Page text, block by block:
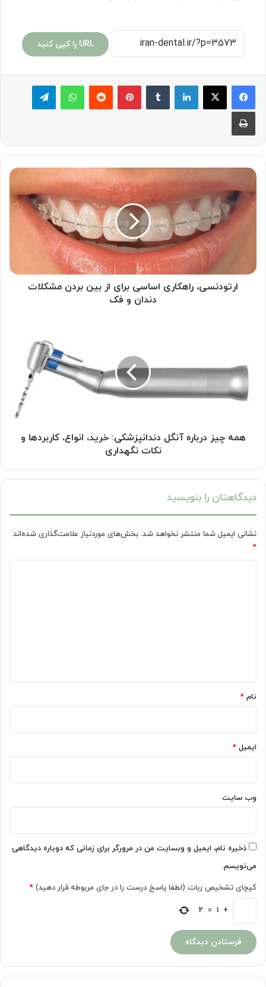
URL را کپی کنید
لینکدین ‫تامبلر پینترست‫رددیت واتس آپ تلگرام
چاپ
ارتودنسی،
راهکاری
اساسی
برای
دندان
ارتودنسی، راهکاری اساسی برای از بین بردن مشکلات
دندان و فک
دندانپزشکی:
خرید،
انواع،
نکاتهمه چیز درباره آنگل دندانپزشکی: خرید، انواع، کاربردها و
نکات نگهداری
دیدگاهتان را بنویسید
نشانی ایمیل شما منتشر نخواهد شد. بخش‌های موردنیاز علامت‌گذاری شده‌اند
*
نام *
ایمیل *
وب‌ سایت
ذخیره نام، ایمیل و وبسایت من در مرورگر برای زمانی که دوباره دیدگاهی
می‌نویسم.
کپچای تشخیص ربات (لطفا پاسخ درست را در جای مربوطه قرار دهید) *
+
1
=
2